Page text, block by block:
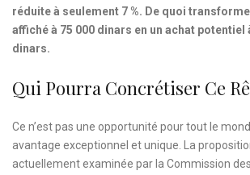
réduite à seulement 7 %. De quoi
affiché à 75 000 dinars en un achat potentiel
dinars.
Qui Pourra Concrétiser Ce
Ce n’est pas une opportunité pour tout le
avantage exceptionnel et unique. La
actuellement examinée par la Commission